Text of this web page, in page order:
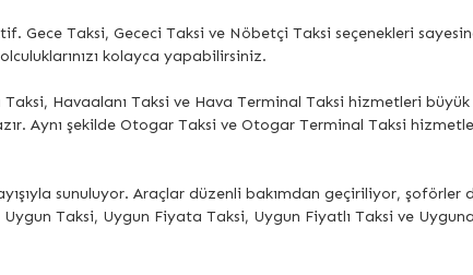
Gece Taksi, Gececi Taksi ve Nöbetçi Taksi seçenekleri
kolayca yapabilirsiniz.
Havaalanı Taksi ve Hava Terminal Taksi hizmetleri
Aynı şekilde Otogar Taksi ve Otogar Terminal Taksi
sunuluyor. Araçlar düzenli bakımdan geçiriliyor,
Taksi, Uygun Fiyata Taksi, Uygun Fiyatlı Taksi ve